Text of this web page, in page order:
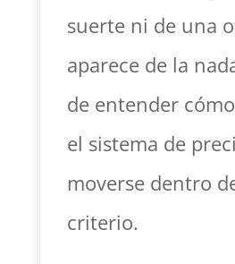
suerte ni de una
aparece de la
de entender
el sistema de
moverse dentro
criterio.